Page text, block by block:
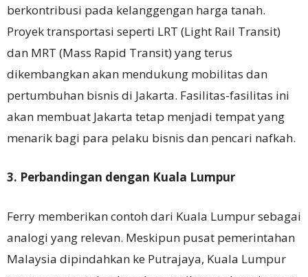
berkontribusi pada kelanggengan harga tanah.
Proyek transportasi seperti LRT (Light Rail Transit)
dan MRT (Mass Rapid Transit) yang terus
dikembangkan akan mendukung mobilitas dan
pertumbuhan bisnis di Jakarta. Fasilitas-fasilitas ini
akan membuat Jakarta tetap menjadi tempat yang
menarik bagi para pelaku bisnis dan pencari nafkah.
3. Perbandingan dengan Kuala Lumpur
Ferry memberikan contoh dari Kuala Lumpur sebagai
analogi yang relevan. Meskipun pusat pemerintahan
Malaysia dipindahkan ke Putrajaya, Kuala Lumpur